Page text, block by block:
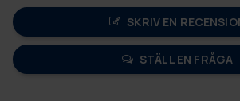
SKRIV EN
STÄLL EN FRÅGA